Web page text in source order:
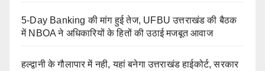
5-Day Banking की मांग हुई तेज, UFBU उत्तराखंड की बैठक
में NBOA ने अधिकारियों के हितों की उठाई मजबूत आवाज
हल्द्वानी के गौलापार में नही, यहां बनेगा उत्तराखंड हाईकोर्ट, सरकार